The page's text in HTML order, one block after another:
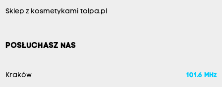
Sklep z kosmetykami tolpa.pl
POSŁUCHASZ NAS
Kraków 101.6 MHz